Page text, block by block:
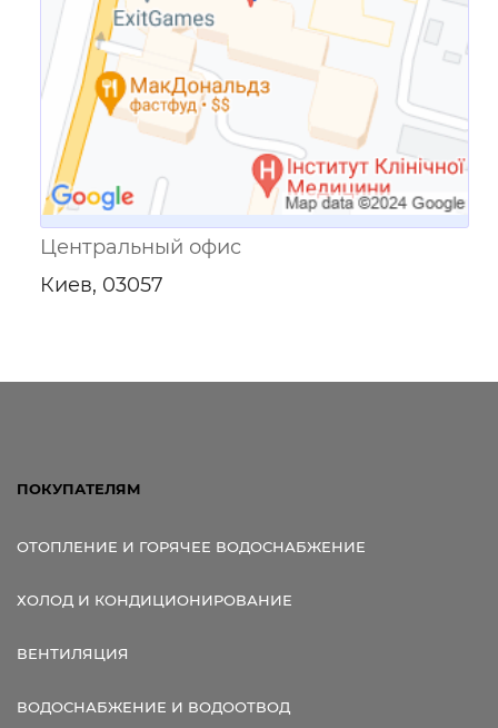
Центральный офис
Киев, 03057
ПОКУПАТЕЛЯМ
ОТОПЛЕНИЕ И ГОРЯЧЕЕ ВОДОСНАБЖЕНИЕ
ХОЛОД И КОНДИЦИОНИРОВАНИЕ
ВЕНТИЛЯЦИЯ
ВОДОСНАБЖЕНИЕ И ВОДООТВОД